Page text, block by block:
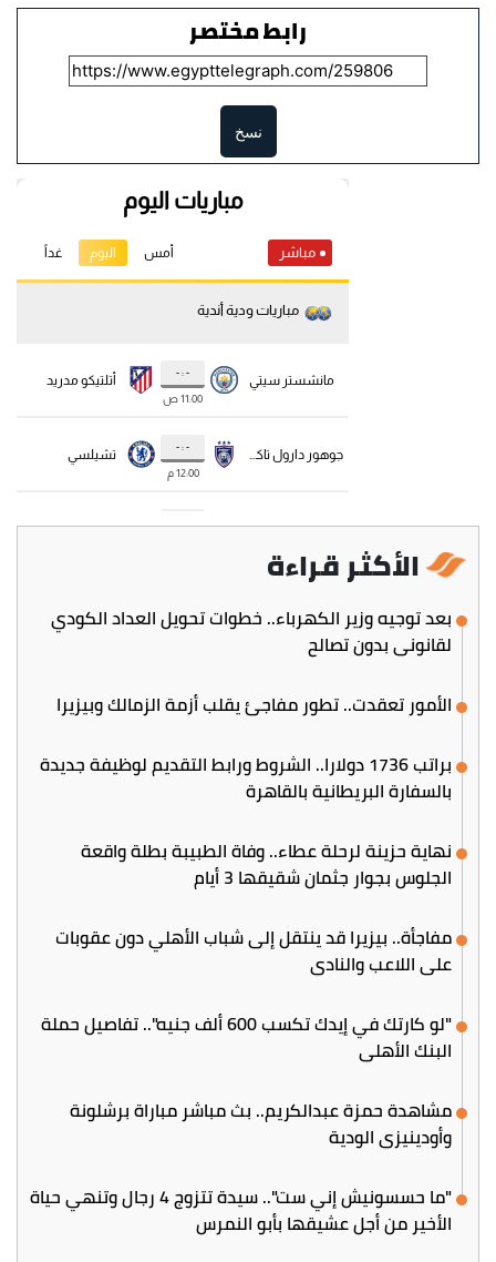
رابط مختصر
نسخ
الأكثر قراءة
بعد توجيه وزير الكهرباء.. خطوات تحويل العداد الكودي
لقانوني بدون تصالح
الأمور تعقدت.. تطور مفاجئ يقلب أزمة الزمالك وبيزيرا
براتب 1736 دولارا.. الشروط ورابط التقديم لوظيفة جديدة
بالسفارة البريطانية بالقاهرة
نهاية حزينة لرحلة عطاء.. وفاة الطبيبة بطلة واقعة
الجلوس بجوار جثمان شقيقها 3 أيام
مفاجأة.. بيزيرا قد ينتقل إلى شباب الأهلي دون عقوبات
على اللاعب والنادي
"لو كارتك في إيدك تكسب 600 ألف جنيه".. تفاصيل حملة
البنك الأهلي
مشاهدة حمزة عبدالكريم.. بث مباشر مباراة برشلونة
وأودينيزي الودية
"ما حسسونيش إني ست".. سيدة تتزوج 4 رجال وتنهي حياة
الأخير من أجل عشيقها بأبو النمرس